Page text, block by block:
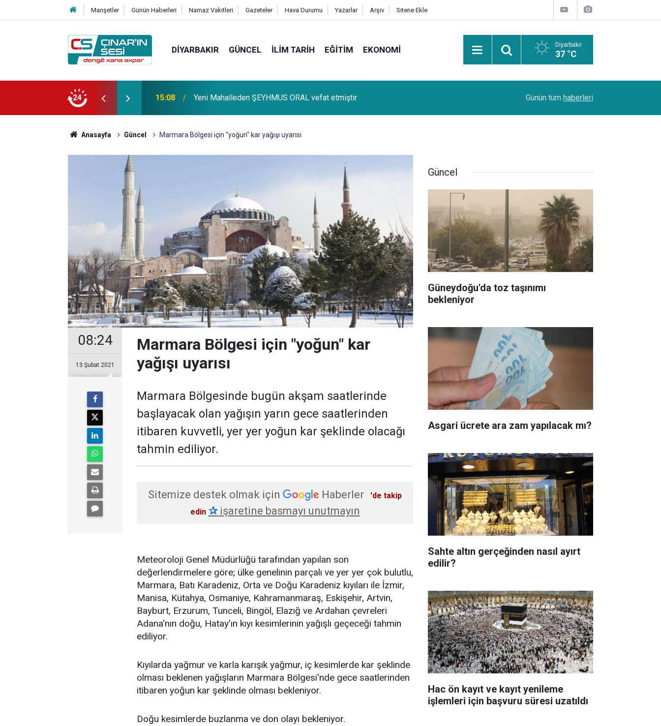
Manşetler Günün Haberleri Namaz Vakitleri Gazeteler Hava Durumu Yazarlar Arşiv Sitene Ekle
DIYARBAKIR GÜNCEL İLIM TARIH EĞITIM EKONOMI Diyarbakır
37 °C
24 14:51 Çınar ilçemize bağlı Kûrik Köyünden MEYRİ GÜL vefat etmiştir
kanserlerine de yol açabilir
Günün tüm haberleri
Anasayfa Güncel Marmara Bölgesi için "yoğun" kar yağışı uyarısı
08:24
13 Şubat 2021
Marmara Bölgesi için "yoğun" kar
yağışı uyarısı
Marmara Bölgesinde bugün akşam saatlerinde
başlayacak olan yağışın yarın gece saatlerinden
itibaren kuvvetli, yer yer yoğun kar şeklinde olacağı
tahmin ediliyor.
Sitemize destek olmak için Haberler
'de takip
edin ✰işaretine basmayı unutmayın
Meteoroloji Genel Müdürlüğü tarafından yapılan son
değerlendirmelere göre; ülke genelinin parçalı ve yer yer çok bulutlu,
Marmara, Batı Karadeniz, Orta ve Doğu Karadeniz kıyıları ile İzmir,
Manisa, Kütahya, Osmaniye, Kahramanmaraş, Eskişehir, Artvin,
Bayburt, Erzurum, Tunceli, Bingöl, Elazığ ve Ardahan çevreleri
Adana'nın doğu, Hatay'ın kıyı kesimlerinin yağışlı geçeceği tahmin
ediliyor.
Kıyılarda yağmur ve karla karışık yağmur, iç kesimlerde kar şeklinde
olması beklenen yağışların Marmara Bölgesi'nde gece saatlerinden
itibaren yoğun kar şeklinde olması bekleniyor.
Doğu kesimlerde buzlanma ve don olayı bekleniyor.
Güncel
Güneydoğu'da toz taşınımı
bekleniyor
Asgari ücrete ara zam yapılacak mı?
Sahte altın gerçeğinden nasıl ayırt
edilir?
Hac ön kayıt ve kayıt yenileme
işlemleri için başvuru süresi uzatıldı